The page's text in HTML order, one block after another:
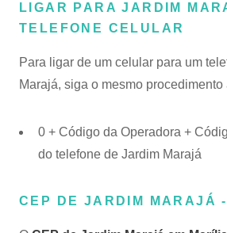
LIGAR PARA JARDIM
TELEFONE CELULAR
Para ligar de um celular para um
Marajá, siga o mesmo procedimento
0 + Código da Operadora +
do telefone de Jardim Marajá
CEP DE JARDIM MARAJÁ